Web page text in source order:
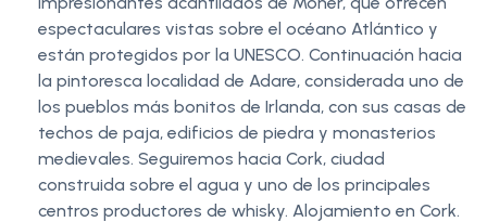
espectaculares vistas sobre el océano Atlántico y
están protegidos por la UNESCO. Continuación hacia
la pintoresca localidad de Adare, considerada uno de
los pueblos más bonitos de Irlanda, con sus casas de
techos de paja, edificios de piedra y monasterios
medievales. Seguiremos hacia Cork, ciudad
construida sobre el agua y uno de los principales
centros productores de whisky. Alojamiento en Cork.